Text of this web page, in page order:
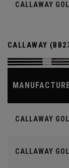
CALLAWAY
CALLAWAY
CALLAWAY
CALLAWAY